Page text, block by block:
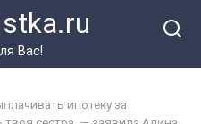
Вас!
ипотеку за